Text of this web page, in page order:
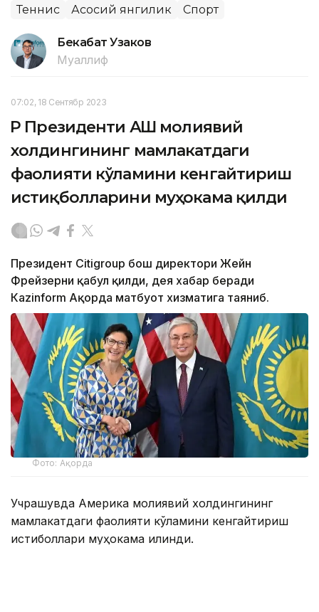
Теннис Асосий янгилик Спорт
Бекабат Узаков
Муаллиф
07:02, 18 Сентябр 2023
ҚР Президенти АҚШ молиявий
холдингининг мамлакатдаги
фаолияти кўламини кенгайтириш
истиқболларини муҳокама қилди
Президент Citigroup бош директори Жейн
Фрейзерни қабул қилди, дея хабар беради
Кazinform Ақорда матбуот хизматига таяниб.
Фото: Ақорда
Учрашувда Америка молиявий холдингининг
мамлакатдаги фаолияти кўламини кенгайтириш
истиқболлари муҳокама қилинди.